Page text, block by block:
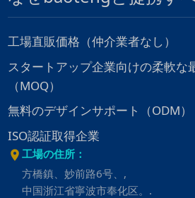
工場直販価格（仲介業者なし）
スタートアップ企業向けの柔軟な
（MOQ）
無料のデザインサポート（ODM）
ISO認証取得企業
工場の住所：
方橋鎮、妙前路6号、,
中国浙江省寧波市奉化区。.